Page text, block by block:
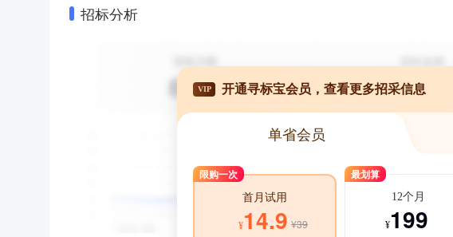
招标分析
VIP 开通寻标宝会员，查看更多招采信息
单省会员
限购一次
首月试用
¥14.9 ¥39
最划算
12个月
¥199